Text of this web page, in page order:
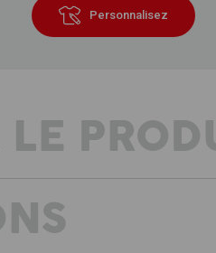
Personnalisez
TECHNIQUE RENCONTRE LE
de travail résistant aux